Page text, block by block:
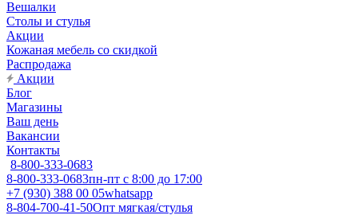
Вешалки
Столы и стулья
Акции
Кожаная мебель со скидкой
Распродажа
Акции
Блог
Магазины
Ваш день
Вакансии
Контакты
8-800-333-0683
8-800-333-0683пн-пт с 8:00 до 17:00
+7 (930) 388 00 05whatsapp
8-804-700-41-50Опт мягкая/стулья